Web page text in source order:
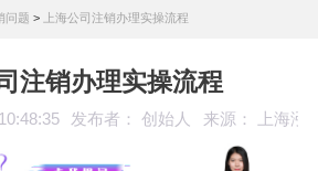
问题 > 上海公司注销办理实操流程
注销办理实操流程
发布者： 创始人 来源： 上海泓